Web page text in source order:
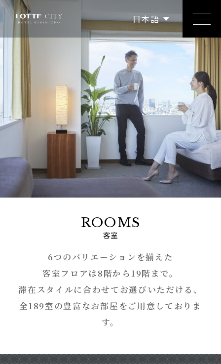
日本語
English
한국어
简体中文
ROOMS
客室
6つのバリエーションを揃えた
客室フロアは8階から19階まで。
滞在スタイルに合わせてお選びいただける、
全189室の豊富なお部屋をご用意しておりま
す。